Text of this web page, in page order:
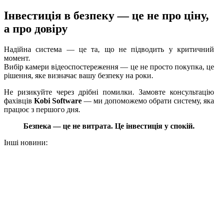
Інвестиція в безпеку — це не про ціну,
а про довіру
Надійна система — це та, що не підводить у критичний
момент.
Вибір камери відеоспостереження — це не просто покупка, це
рішення, яке визначає вашу безпеку на роки.
Не ризикуйте через дрібні помилки. Замовте консультацію
фахівців Kobi Software — ми допоможемо обрати систему, яка
працює з першого дня.
Безпека — це не витрата. Це інвестиція у спокій.
Інші новини: